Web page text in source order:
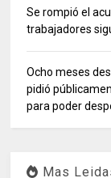
Se rompió el
trabajadores
Ocho meses
pidió
para poder
Mas